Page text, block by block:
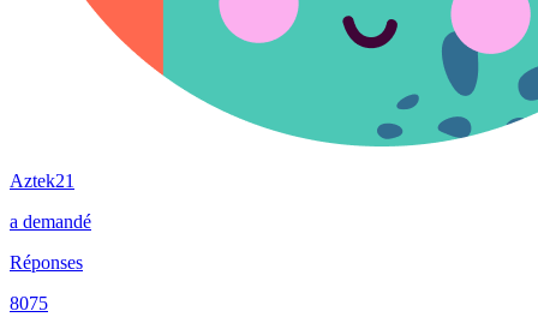
Aztek21
a demandé
Réponses
8075